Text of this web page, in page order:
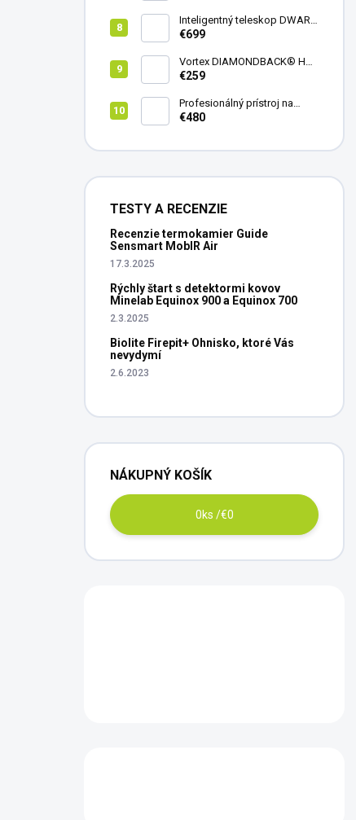
Inteligentný teleskop DWARF
III + originálny statív DWARF 3
€699
Vortex DIAMONDBACK® HD
8X42
€259
Profesionálný prístroj na
vedenie vŕtania Laserliner
€480
TESTY A RECENZIE
Recenzie termokamier Guide
Sensmart MobIR Air
17.3.2025
Rýchly štart s detektormi kovov
Minelab Equinox 900 a Equinox 700
2.3.2025
Biolite Firepit+ Ohnisko, ktoré Vás
nevydymí
2.6.2023
NÁKUPNÝ KOŠÍK
0ks /€0